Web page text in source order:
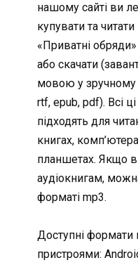
нашому сайті ви
купувати та
«Приватні
або скачати
мовою у зручному
rtf, epub, pdf). Всі
підходять для
книгах,
планшетах. Якщо
аудіокнигам,
форматі mp3.
Доступні формати
пристроями: